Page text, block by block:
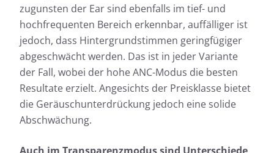
zugunsten der Ear sind ebenfalls im tief- und
hochfrequenten Bereich erkennbar, auffälliger ist
jedoch, dass Hintergrundstimmen geringfügiger
abgeschwächt werden. Das ist in jeder Variante
der Fall, wobei der hohe ANC-Modus die besten
Resultate erzielt. Angesichts der Preisklasse bietet
die Geräuschunterdrückung jedoch eine solide
Abschwächung.